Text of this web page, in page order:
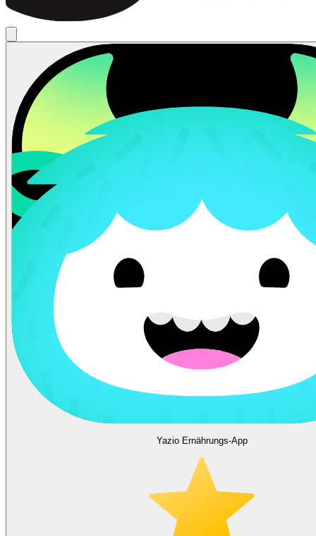
Yazio Ernährungs-App